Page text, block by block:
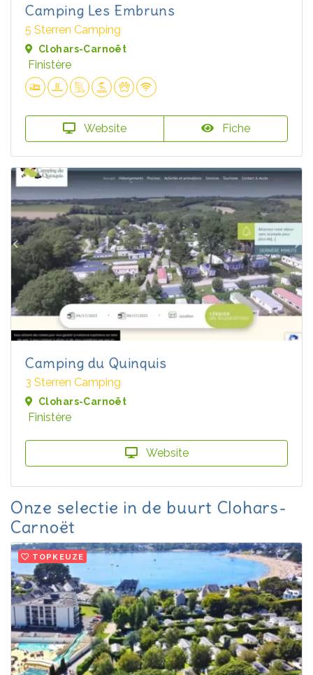
Camping Les Embruns
5 Sterren Camping
Clohars-Carnoët
Finistère
Website Fiche
Camping du Quinquis
3 Sterren Camping
Clohars-Carnoët
Finistère
Website
Onze selectie in de buurt Clohars-
Carnoët
TOPKEUZE